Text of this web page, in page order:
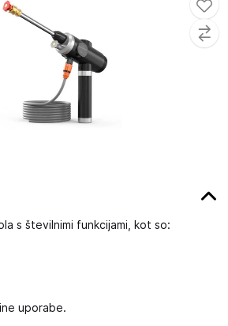
s številnimi funkcijami, kot so:
uporabe.